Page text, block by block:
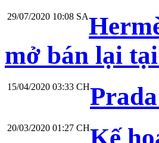
29/07/2020 10:08 SA
mở bán lại
15/04/2020 03:33 CH
20/03/2020 01:27 CH